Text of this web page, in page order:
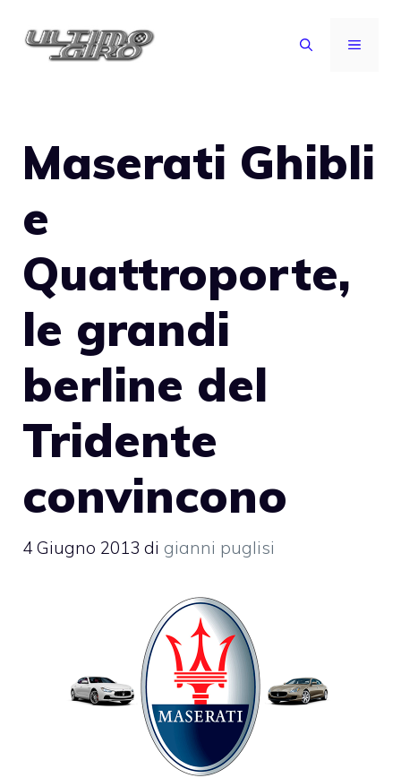
MENU
Maserati Ghibli
e
Quattroporte,
le grandi
berline del
Tridente
convincono
4 Giugno 2013 di gianni puglisi